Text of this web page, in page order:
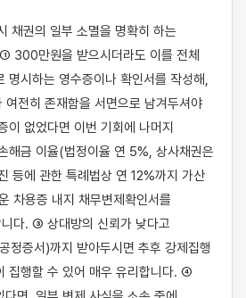
채권의 일부 소멸을 명확히 하는
300만원을 받으시더라도 이를 전체
명시하는 영수증이나 확인서를 작성해,
전히 존재함을 서면으로 남겨두셔야
없었다면 이번 기회에 나머지
해금 이율(법정이율 연 5%, 상사채권은
등에 관한 특례법상 연 12%까지 가산
차용증 내지 채무변제확인서를
다. ③ 상대방의 신뢰가 낮다고
정증서)까지 받아두시면 추후 강제집행
집행할 수 있어 매우 유리합니다. ④